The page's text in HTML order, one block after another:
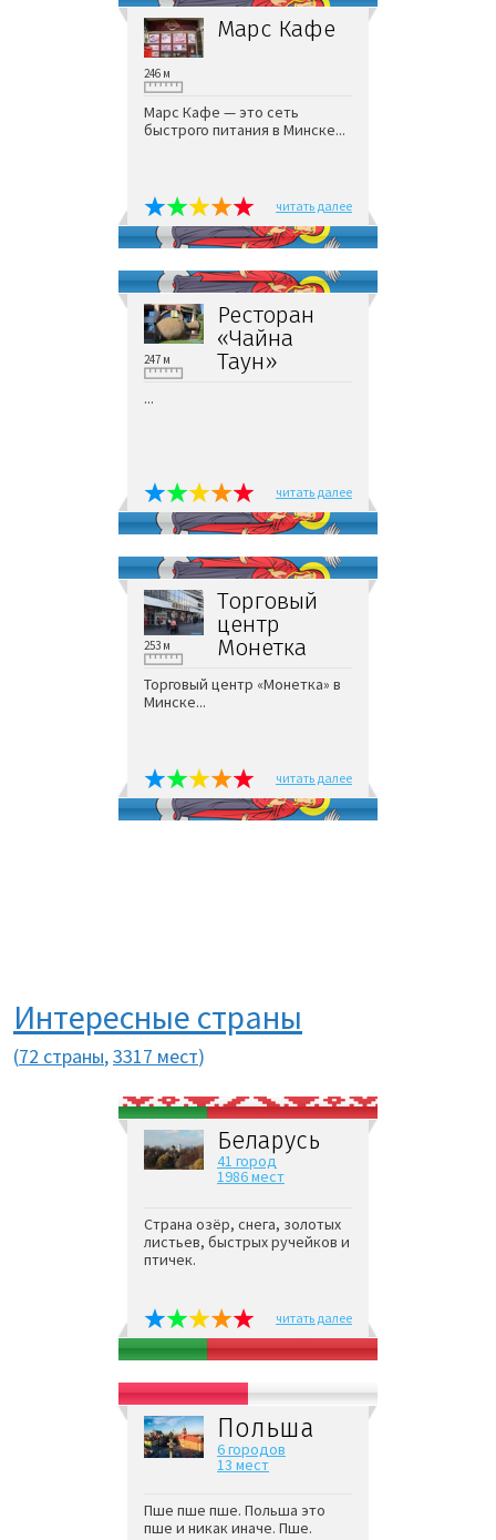
Марс Кафе
246 м
Марс Кафе — это сеть
быстрого питания в Минске...
читать далее
Ресторан
«Чайна
Таун»
247 м
...
читать далее
Торговый
центр
Монетка
253 м
Торговый центр «Монетка» в
Минске...
читать далее
Интересные страны
(72 страны,3317 мест)
Беларусь
41 город
1986 мест
Страна озёр, снега, золотых
листьев, быстрых ручейков и
птичек.
читать далее
Польша
6 городов
13 мест
Пше пше пше. Польша это
пше и никак иначе. Пше.